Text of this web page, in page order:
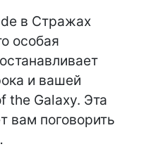
в Стражах
особая
и вашей
the Galaxy. Эта
вам поговорить